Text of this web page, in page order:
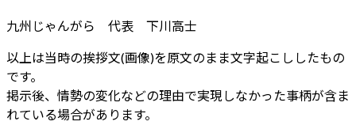
九州じゃんがら 代表 下川高士
以上は当時の挨拶文(画像)を原文のまま文字起こししたもの
です。
掲示後、情勢の変化などの理由で実現しなかった事柄が含ま
れている場合があります。